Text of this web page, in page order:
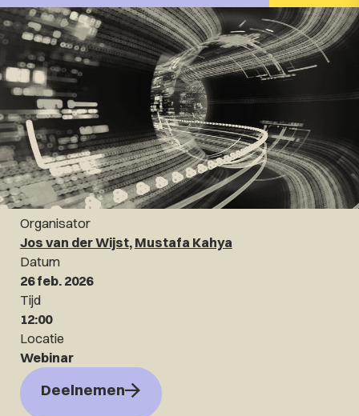
Organisator
Jos van der Wijst, Mustafa Kahya
Datum
26 feb. 2026
Tijd
12:00
Locatie
Webinar
Deelnemen